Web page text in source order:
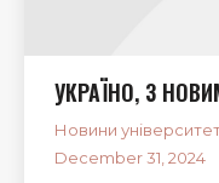
УКРАЇНО, З
Новини
December 31, 2024